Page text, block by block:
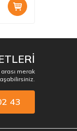
merak
43